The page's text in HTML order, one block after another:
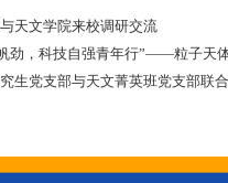
天文学院来校调研交流
劲，科技自强青年行”——粒子天
生党支部与天文菁英班党支部联